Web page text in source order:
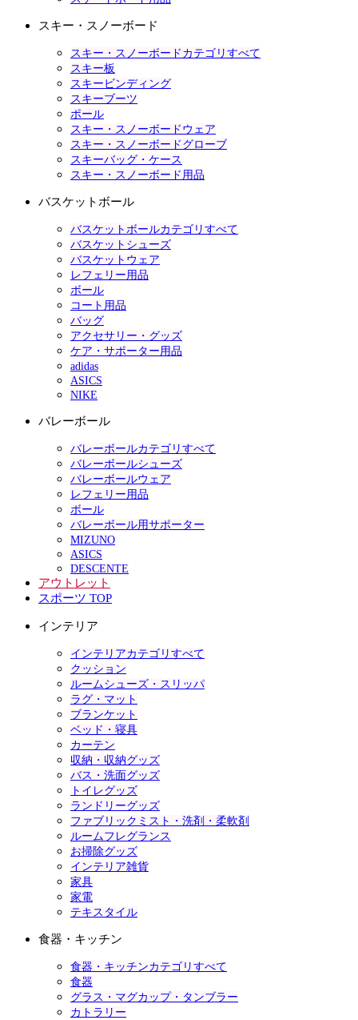
スキー・スノーボード
スキー・スノーボードカテゴリすべて
スキー板
スキービンディング
スキーブーツ
ポール
スキー・スノーボードウェア
スキー・スノーボードグローブ
スキーバッグ・ケース
スキー・スノーボード用品
バスケットボール
バスケットボールカテゴリすべて
バスケットシューズ
バスケットウェア
レフェリー用品
ボール
コート用品
バッグ
アクセサリー・グッズ
ケア・サポーター用品
adidas
ASICS
NIKE
バレーボール
バレーボールカテゴリすべて
バレーボールシューズ
バレーボールウェア
レフェリー用品
ボール
バレーボール用サポーター
MIZUNO
ASICS
DESCENTE
アウトレット
スポーツ TOP
インテリア
インテリアカテゴリすべて
クッション
ルームシューズ・スリッパ
ラグ・マット
ブランケット
ベッド・寝具
カーテン
収納・収納グッズ
バス・洗面グッズ
トイレグッズ
ランドリーグッズ
ファブリックミスト・洗剤・柔軟剤
ルームフレグランス
お掃除グッズ
インテリア雑貨
家具
家電
テキスタイル
食器・キッチン
食器・キッチンカテゴリすべて
食器
グラス・マグカップ・タンブラー
カトラリー